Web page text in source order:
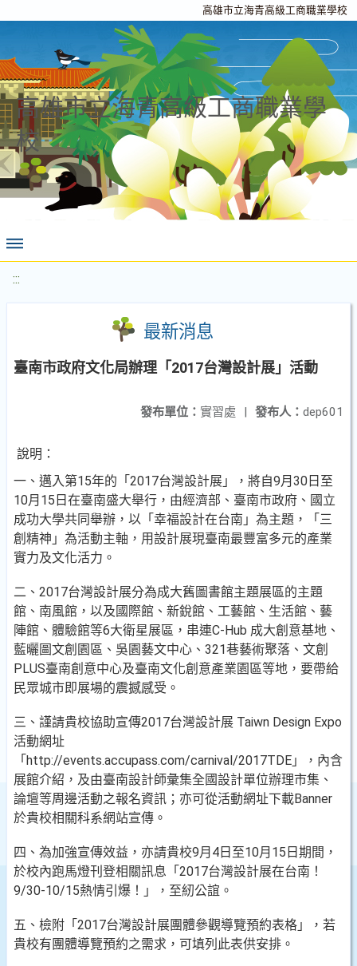
高雄市立海青高級工商職業學校
高雄市立海青高級工商職業學
校
:::
最新消息
臺南市政府文化局辦理「2017台灣設計展」活動
發布人： dep601
發布單位： 實習處 |
說明：
一、邁入第15年的「2017台灣設計展」，將自9月30日至
10月15日在臺南盛大舉行，由經濟部、臺南市政府、國立
成功大學共同舉辦，以「幸福設計在台南」為主題，「三
創精神」為活動主軸，用設計展現臺南最豐富多元的產業
實力及文化活力。
二、2017台灣設計展分為成大舊圖書館主題展區的主題
館、南風館，以及國際館、新銳館、工藝館、生活館、藝
陣館、體驗館等6大衛星展區，串連C-Hub 成大創意基地、
藍曬圖文創園區、吳園藝文中心、321巷藝術聚落、文創
PLUS臺南創意中心及臺南文化創意產業園區等地，要帶給
民眾城市即展場的震撼感受。
三、謹請貴校協助宣傳2017台灣設計展 Taiwn Design Expo
活動網址
「http://events.accupass.com/carnival/2017TDE」，內含
展館介紹，及由臺南設計師彙集全國設計單位辦理市集、
論壇等周邊活動之報名資訊；亦可從活動網址下載Banner
於貴校相關科系網站宣傳。
四、為加強宣傳效益，亦請貴校9月4日至10月15日期間，
於校內跑馬燈刊登相關訊息「2017台灣設計展在台南！
9/30-10/15熱情引爆！」，至紉公誼。
五、檢附「2017台灣設計展團體參觀導覽預約表格」，若
貴校有團體導覽預約之需求，可填列此表供安排。